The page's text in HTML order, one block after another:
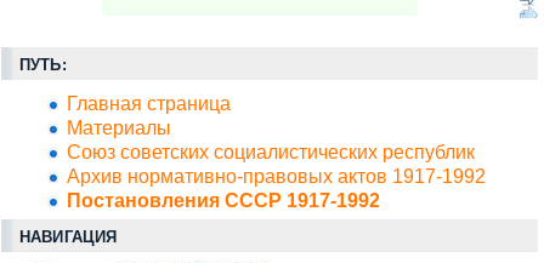
ПУТЬ:
Главная страница
Материалы
Союз советских социалистических республик
Архив нормативно-правовых актов 1917-1992
Постановления СССР 1917-1992
НАВИГАЦИЯ